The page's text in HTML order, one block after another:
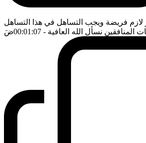
لازم فريضة ويجب التساهل في هذا التساهل
المنافقين نسأل الله العافية - 00:01:07 ضَ